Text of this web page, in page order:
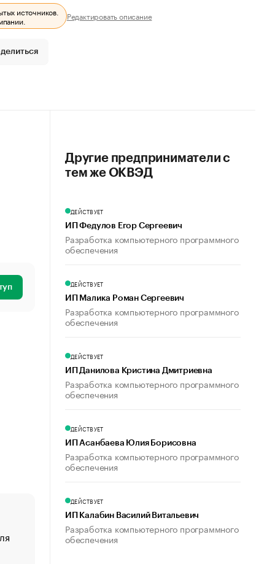
источников.
Редактировать описание
«От спорта тело стареет иначе». Как живет глава
создавшей GTA
Другие предприниматели с
тем же ОКВЭД
ДЕЙСТВУЕТ
ИП Федулов Егор Сергеевич
Разработка компьютерного программного
обеспечения
ДЕЙСТВУЕТ
ИП Малика Роман Сергеевич
Разработка компьютерного программного
обеспечения
ДЕЙСТВУЕТ
ИП Данилова Кристина Дмитриевна
Разработка компьютерного программного
обеспечения
ДЕЙСТВУЕТ
ИП Асанбаева Юлия Борисовна
Разработка компьютерного программного
обеспечения
ДЕЙСТВУЕТ
ИП Калабин Василий Витальевич
Разработка компьютерного программного
обеспечения